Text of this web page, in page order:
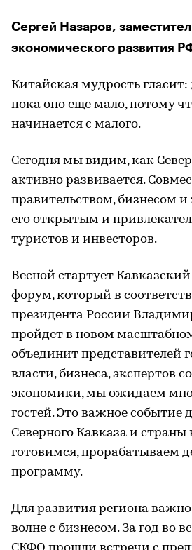
Сергей Назаров,
экономического развития
Китайская мудрость гласит:
пока оно еще мало, потому
начинается с малого.
Сегодня мы видим, как
активно развивается.
правительством, бизнесом
его открытым и
туристов и инвесторов.
Весной стартует
форум, который в
президента России
пройдет в новом
объединит представителей
власти, бизнеса, экспертов
экономики, мы ожидаем
гостей. Это важное событие
Северного Кавказа и страны
готовимся, прорабатываем
программу.
Для развития региона
волне с бизнесом. За год во